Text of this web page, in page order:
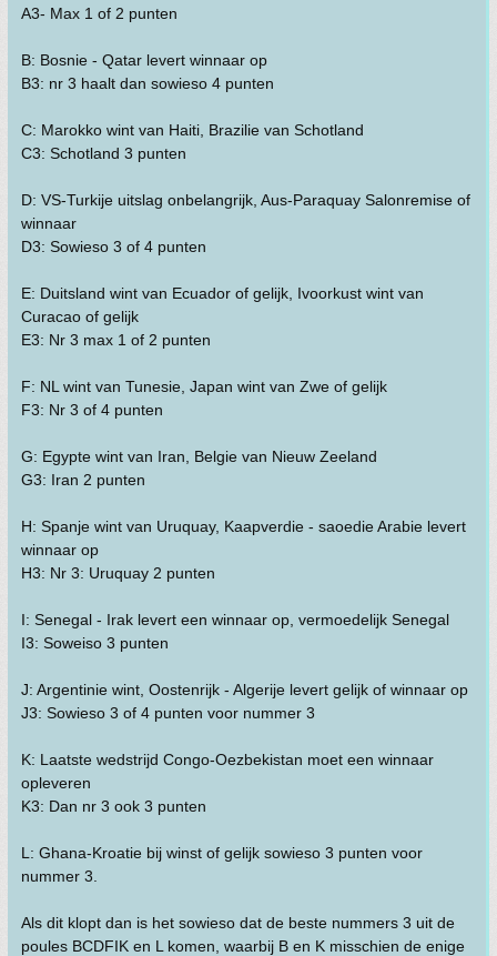
A3- Max 1 of 2 punten
B: Bosnie - Qatar levert winnaar op
B3: nr 3 haalt dan sowieso 4 punten
C: Marokko wint van Haiti, Brazilie van Schotland
C3: Schotland 3 punten
D: VS-Turkije uitslag onbelangrijk, Aus-Paraquay Salonremise of
winnaar
D3: Sowieso 3 of 4 punten
E: Duitsland wint van Ecuador of gelijk, Ivoorkust wint van
Curacao of gelijk
E3: Nr 3 max 1 of 2 punten
F: NL wint van Tunesie, Japan wint van Zwe of gelijk
F3: Nr 3 of 4 punten
G: Egypte wint van Iran, Belgie van Nieuw Zeeland
G3: Iran 2 punten
H: Spanje wint van Uruquay, Kaapverdie - saoedie Arabie levert
winnaar op
H3: Nr 3: Uruquay 2 punten
I: Senegal - Irak levert een winnaar op, vermoedelijk Senegal
I3: Soweiso 3 punten
J: Argentinie wint, Oostenrijk - Algerije levert gelijk of winnaar op
J3: Sowieso 3 of 4 punten voor nummer 3
K: Laatste wedstrijd Congo-Oezbekistan moet een winnaar
opleveren
K3: Dan nr 3 ook 3 punten
L: Ghana-Kroatie bij winst of gelijk sowieso 3 punten voor
nummer 3.
Als dit klopt dan is het sowieso dat de beste nummers 3 uit de
poules BCDFIK en L komen, waarbij B en K misschien de enige